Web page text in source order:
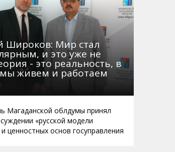
Широков: Мир стал
и это уже не
- это реальность, в
живем и работаем
Магаданской облдумы принял
«русской модели
ценностных основ госуправления